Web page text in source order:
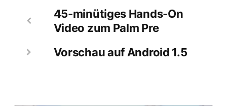
45-minütiges Hands-On
Video zum Palm Pre
Vorschau auf Android 1.5